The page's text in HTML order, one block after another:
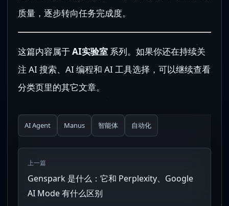
质量，逐步转向任务完成度。
这篇内容属于AI实验室 系列。如果你还在持续关
注 AI 搜索、AI 编程和 AI 工具选择，可以继续查看
分类页里的其它文章。
AI Agent Manus 智能体 自动化
上一篇
Genspark 是什么：它和 Perplexity、Google
AI Mode 有什么区别